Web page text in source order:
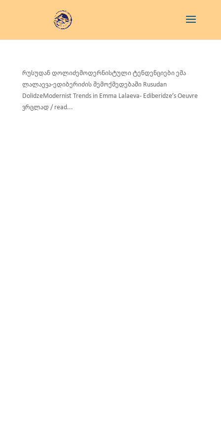
რუსუდან დოლიძემოდერნისტული ტენდენციები ემა
ლალაევა-ედიბერიძის შემოქმედებაში Rusudan
DolidzeModernist Trends in Emma Lalaeva- Ediberidze’s Oeuvre
ვრცლად / read...